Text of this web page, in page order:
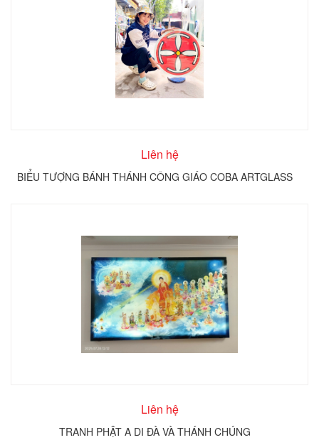
Liên hệ
BIỂU TƯỢNG BÁNH THÁNH CÔNG GIÁO COBA ARTGLASS
Liên hệ
TRANH PHẬT A DI ĐÀ VÀ THÁNH CHÚNG